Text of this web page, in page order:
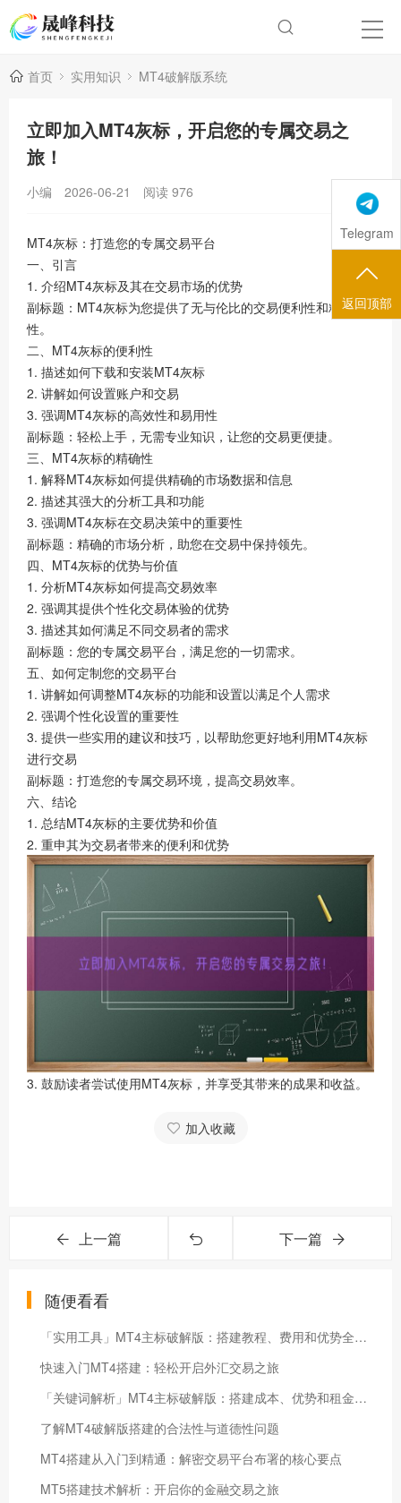
首页 实用知识 MT4破解版系统
立即加入MT4灰标，开启您的专属交易之
旅！
小编 2026-06-21 阅读 976
MT4灰标：打造您的专属交易平台
一、引言
1. 介绍MT4灰标及其在交易市场的优势
副标题：MT4灰标为您提供了无与伦比的交易便利性和精确
性。
二、MT4灰标的便利性
1. 描述如何下载和安装MT4灰标
2. 讲解如何设置账户和交易
3. 强调MT4灰标的高效性和易用性
副标题：轻松上手，无需专业知识，让您的交易更便捷。
三、MT4灰标的精确性
1. 解释MT4灰标如何提供精确的市场数据和信息
2. 描述其强大的分析工具和功能
3. 强调MT4灰标在交易决策中的重要性
副标题：精确的市场分析，助您在交易中保持领先。
四、MT4灰标的优势与价值
1. 分析MT4灰标如何提高交易效率
2. 强调其提供个性化交易体验的优势
3. 描述其如何满足不同交易者的需求
副标题：您的专属交易平台，满足您的一切需求。
五、如何定制您的交易平台
1. 讲解如何调整MT4灰标的功能和设置以满足个人需求
2. 强调个性化设置的重要性
3. 提供一些实用的建议和技巧，以帮助您更好地利用MT4灰标
进行交易
副标题：打造您的专属交易环境，提高交易效率。
六、结论
1. 总结MT4灰标的主要优势和价值
2. 重申其为交易者带来的便利和优势
3. 鼓励读者尝试使用MT4灰标，并享受其带来的成果和收益。
加入收藏
上一篇 下一篇
随便看看
「实用工具」MT4主标破解版：搭建教程、费用和优势全面解析
快速入门MT4搭建：轻松开启外汇交易之旅
「关键词解析」MT4主标破解版：搭建成本、优势和租金费用详解
了解MT4破解版搭建的合法性与道德性问题
MT4搭建从入门到精通：解密交易平台布署的核心要点
MT5搭建技术解析：开启你的金融交易之旅
Telegram
返回顶部